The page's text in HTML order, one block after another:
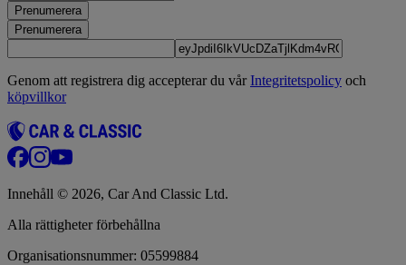
Prenumerera
Prenumerera
Genom att registrera dig accepterar du vårIntegritetspolicy och
köpvillkor
Innehåll © 2026, Car And Classic Ltd.
Alla rättigheter förbehållna
Organisationsnummer: 05599884